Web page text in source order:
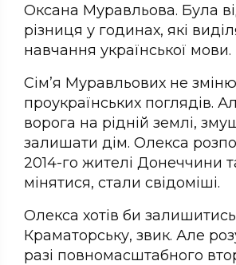
Оксана Муравльова. Була
різниця у годинах, які
навчання української мови.
Сім’я Муравльових не
проукраїнських поглядів.
ворога на рідній землі,
залишати дім. Олекса
2014-го жителі Донеччини
мінятися, стали свідоміші.
Олекса хотів би
Краматорську, звик. Але
разі повномасштабного